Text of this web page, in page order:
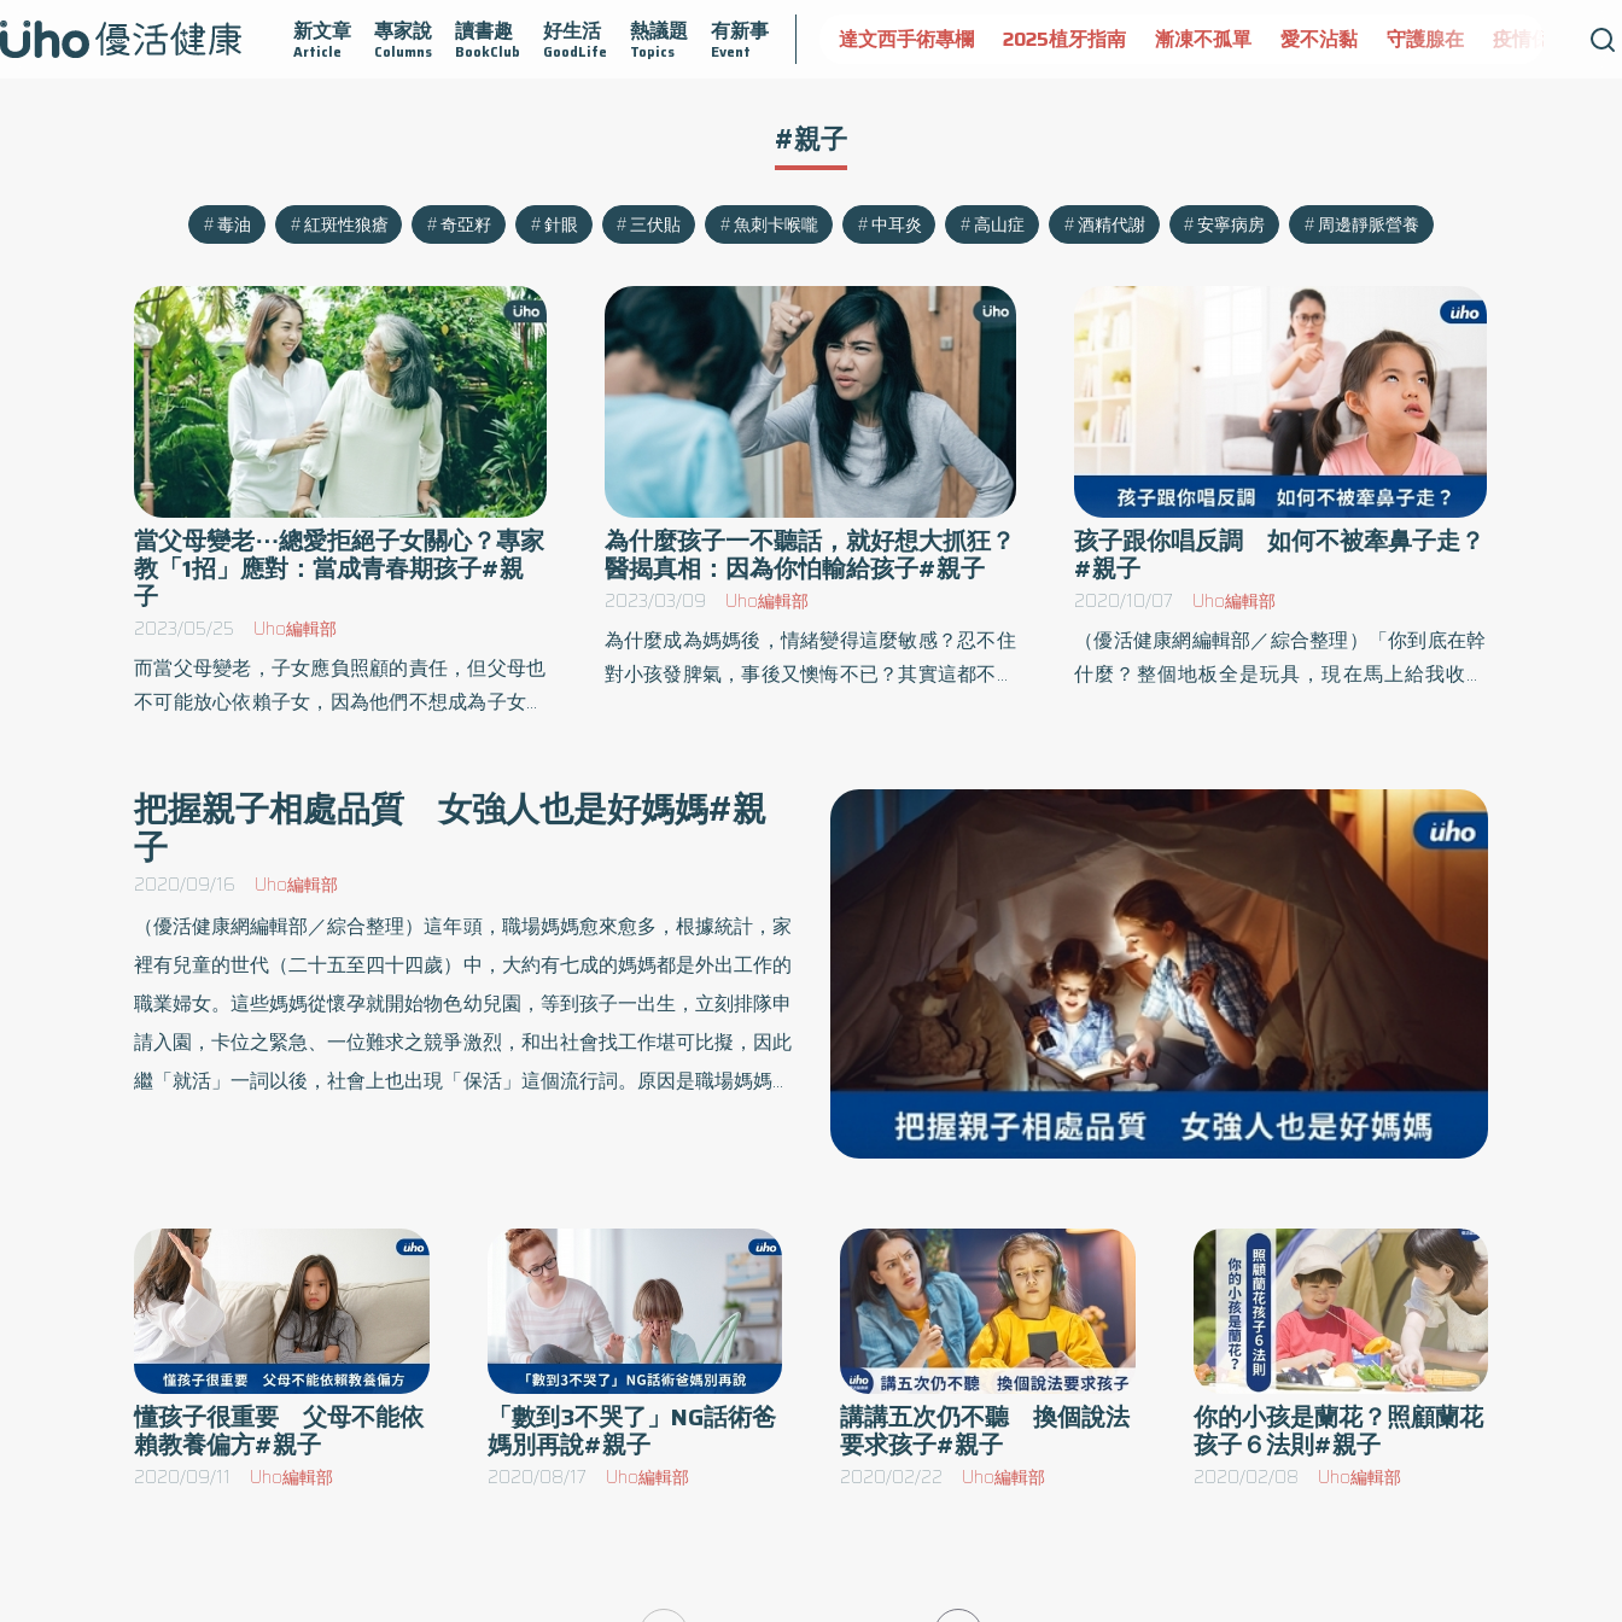
新文章
Article
專家說
Columns
讀書趣
BookClub
好生活
GoodLife
熱議題
Topics
有新事
Event
黏 守護腺在 疫情保衛戰 再生醫學 愛的未來視 認識攝護腺肥大 守護骨骼健康 達文西手術專欄 2025植牙指南 漸凍不孤單 愛不沾黏 守護腺在 疫情保衛戰
#親子
毒油 紅斑性狼瘡 奇亞籽 針眼 三伏貼 魚刺卡喉嚨 中耳炎 高山症 酒精代謝 安寧病房 周邊靜脈營養
當父母變老⋯總愛拒絕子女關心？專家
教「1招」應對：當成青春期孩子#親
子
2023/05/25 Uho編輯部
而當父母變老，子女應負照顧的責任，但父母也
不可能放心依賴子女，因為他們不想成為子女生
們是血脈相連的陌生人》一書中，以真實案例解
析，陪你探討家人照護問題，一起突破相處上的
困境。以下為原書摘文：
為什麼孩子一不聽話，就好想大抓狂？
醫揭真相：因為你怕輸給孩子#親子
2023/03/09 Uho編輯部
為什麼成為媽媽後，情緒變得這麼敏感？忍不住
對小孩發脾氣，事後又懊悔不已？其實這都不是
狀態，並提供實用的改善方式。以下為原書摘
孩子跟你唱反調 如何不被牽鼻子走？
#親子
2020/10/07 Uho編輯部
（優活健康網編輯部／綜合整理）「你到底在幹
什麼？整個地板全是玩具，現在馬上給我收一
聽到？現在馬上給我收乾淨。我警告你喔！如果
你再不收的話，我馬上拿垃圾袋，把你的玩具一
袋一袋清走。你到底有沒有在聽我說話？」不管
媽媽怎麼威脅，揚揚依然文風不動。這些話已經
聽了太多遍，他就像絕緣體一樣，沒感覺。「反
正等到最後，媽媽受不了，她一定會自己動手整
理。」揚揚如此深信著。果不其然，當他起身離
開玩具間後，媽媽一邊氣急敗壞地收著散亂一地
的玩具，嘴巴繼續叨念著，「你這孩子竟然玩一
玩就把玩具給我丟在一邊，人就離開了，成何體
統！現在才幾歲，就這副德性。大人的話，現在
事。「襪子不要亂丟，趕快撿起來。」「我跟你
講了多少遍，趕快去洗手。」「你不是最後上廁
所的嗎？為什麼不把燈關掉？」「我跟你講了多
少遍，不要在沙發上跳來跳去。」「為什麼自己
的書包不整理好？」不聽話，不聽話，孩子就是
不聽話，家長該怎麼辦？ 對立反抗的輔導與教養
祕訣「做該做的事」：迴避瑣碎的要求與指令對
於孩子應該做的事情，或是他能力範圍內的事
把握親子相處品質 女強人也是好媽媽#親
子
2020/09/16 Uho編輯部
（優活健康網編輯部／綜合整理）這年頭，職場媽媽愈來愈多，根據統計，家
裡有兒童的世代（二十五至四十四歲）中，大約有七成的媽媽都是外出工作的
職業婦女。這些媽媽從懷孕就開始物色幼兒園，等到孩子一出生，立刻排隊申
請入園，卡位之緊急、一位難求之競爭激烈，和出社會找工作堪可比擬，因此
繼「就活」一詞以後，社會上也出現「保活」這個流行詞。原因是職場媽媽的
嚨痛，然後是腸胃炎、呼吸道融合病毒（RS病毒）感染、溶血性鏈球菌感
染、水痘……每次孩子一生病，媽媽就得向公司請假照顧病兒，為此耽誤工
作，造成部門的困擾，只能頻頻對上司、同事鞠躬哈腰賠不是，事後還必須加
緊處理耽擱的工作。夜深人靜時，忍不住辛酸：「這不是我要的生活！」「我
到底是為誰辛苦為誰忙？」不過，媽咪們先別喪氣。幼兒剛進入團體生活，難
免對傳染病缺乏免疫力，才會時常掛病號，只要把這些病都跑過一輪，差不多
就可以安定下來了。多數職場媽媽對孩子常會感到有所虧欠，認為自己不能經
懂孩子很重要 父母不能依
賴教養偏方#親子
2020/09/11 Uho編輯部
「數到3不哭了」NG話術爸
媽別再說#親子
2020/08/17 Uho編輯部
講講五次仍不聽 換個說法
要求孩子#親子
2020/02/22 Uho編輯部
你的小孩是蘭花？照顧蘭花
孩子６法則#親子
2020/02/08 Uho編輯部